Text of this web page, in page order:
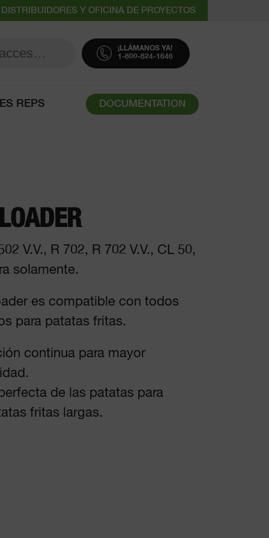
Y OFICINA DE PROYECTOS
¡LLÁMANOS YA!
1-800-824-1646
REPS DOCUMENTATION
V.V., R 702, R 702 V.V., CL 50,
solamente.
es compatible con todos
para patatas fritas.
continua para mayor
de las patatas para
fritas largas.